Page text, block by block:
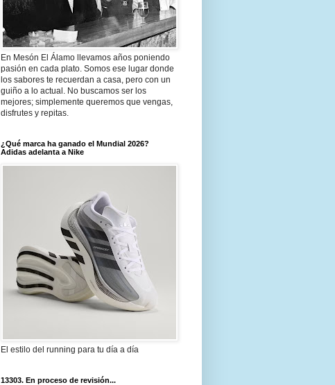
En Mesón El Álamo llevamos años poniendo
pasión en cada plato. Somos ese lugar donde
los sabores te recuerdan a casa, pero con un
guiño a lo actual. No buscamos ser los
mejores; simplemente queremos que vengas,
disfrutes y repitas.
¿Qué marca ha ganado el Mundial 2026?
Adidas adelanta a Nike
El estilo del running para tu día a día
13303. En proceso de revisión...